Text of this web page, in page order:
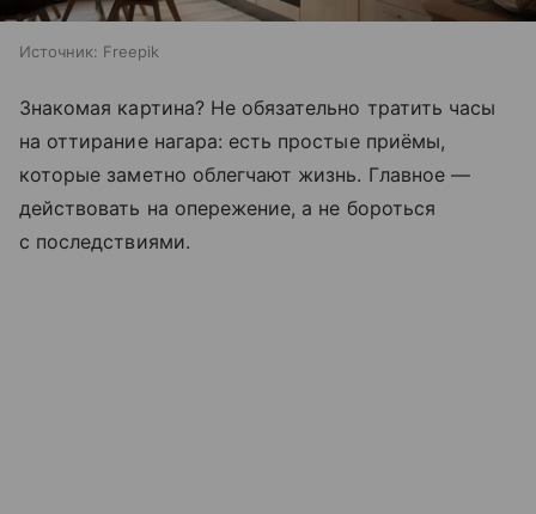
Источник: Freepik
Знакомая картина? Не обязательно тратить часы
на оттирание нагара: есть простые приёмы,
которые заметно облегчают жизнь. Главное —
действовать на опережение, а не бороться
с последствиями.